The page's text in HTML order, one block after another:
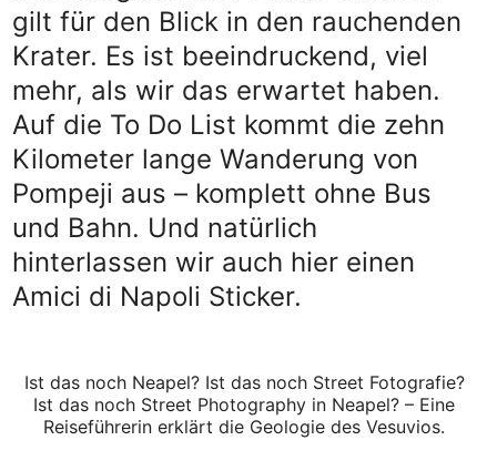
gilt für den Blick in den rauchenden
Krater. Es ist beeindruckend, viel
mehr, als wir das erwartet haben.
Auf die To Do List kommt die zehn
Kilometer lange Wanderung von
Pompeji aus – komplett ohne Bus
und Bahn. Und natürlich
hinterlassen wir auch hier einen
Amici di Napoli Sticker.
Ist das noch Neapel? Ist das noch Street Fotografie?
Ist das noch Street Photography in Neapel? – Eine
Reiseführerin erklärt die Geologie des Vesuvios.